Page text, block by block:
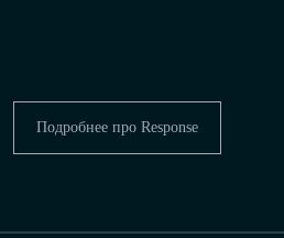
Подробнее про Response